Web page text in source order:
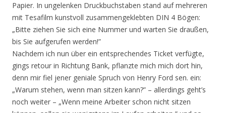
Papier. In ungelenken Druckbuchstaben stand auf mehreren
mit Tesafilm kunstvoll zusammengeklebten DIN 4 Bögen:
„Bitte ziehen Sie sich eine Nummer und warten Sie draußen,
bis Sie aufgerufen werden!”
Nachdem ich nun über ein entsprechendes Ticket verfügte,
gings retour in Richtung Bank, pflanzte mich mich dort hin,
denn mir fiel jener geniale Spruch von Henry Ford sen. ein:
„Warum stehen, wenn man sitzen kann?” – allerdings geht’s
noch weiter – „Wenn meine Arbeiter schon nicht sitzen